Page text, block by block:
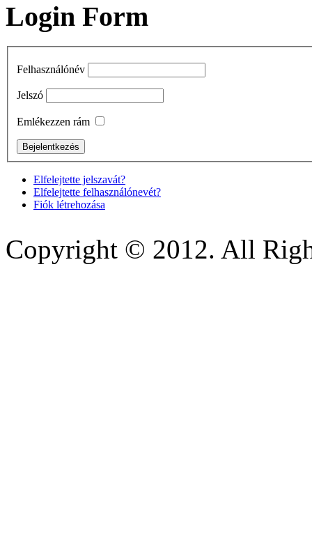
Login Form
Felhasználónév
Jelszó
Emlékezzen rám
Elfelejtette jelszavát?
Elfelejtette felhasználónevét?
Fiók létrehozása
Copyright © 2012. All